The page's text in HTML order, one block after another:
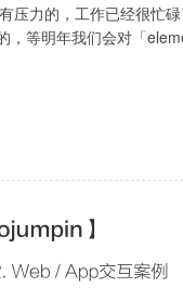
压力的，工作已经很忙
，等明年我们会对「